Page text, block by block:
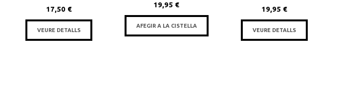
17,50 €
VEURE DETALLS
19,95 €
AFEGIR A LA CISTELLA
19,95 €
VEURE DETALLS